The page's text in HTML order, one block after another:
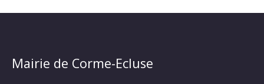
Mairie de Corme-Ecluse